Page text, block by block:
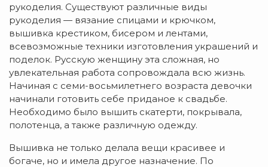
рукоделия. Существуют различные виды
рукоделия — вязание спицами и крючком,
вышивка крестиком, бисером и лентами,
всевозможные техники изготовления украшений и
поделок. Русскую женщину эта сложная, но
увлекательная работа сопровождала всю жизнь.
Начиная с семи-восьмилетнего возраста девочки
начинали готовить себе приданое к свадьбе.
Необходимо было вышить скатерти, покрывала,
полотенца, а также различную одежду.
Вышивка не только делала вещи красивее и
богаче, но и имела другое назначение. По